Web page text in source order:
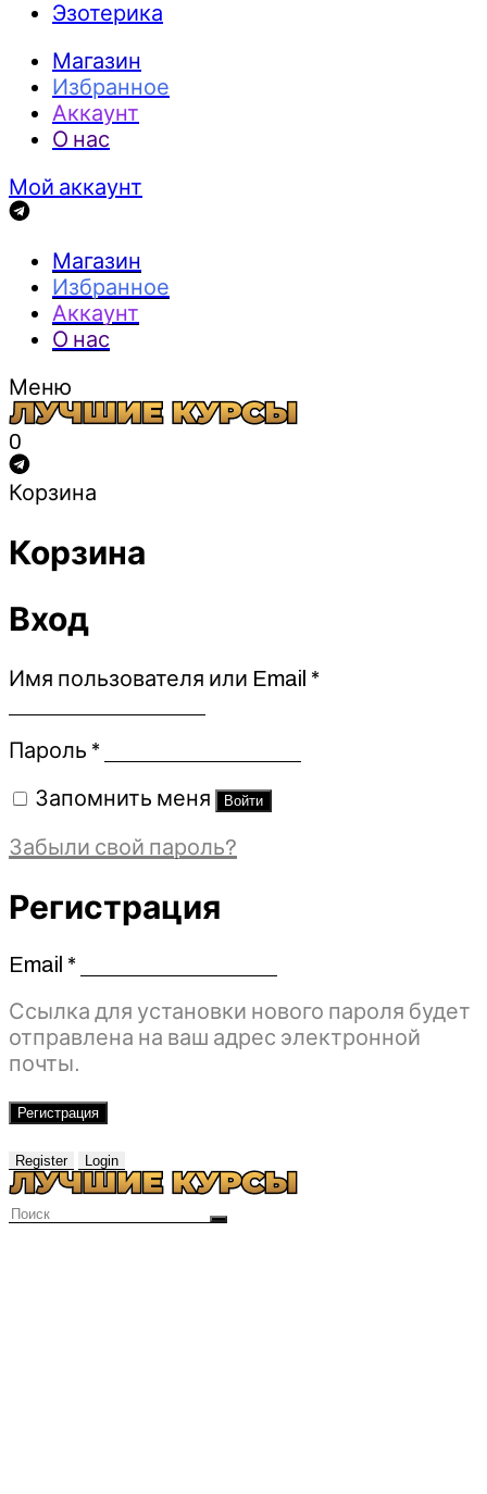
Эзотерика
Магазин
Избранное
Аккаунт
О нас
Мой аккаунт
Магазин
Избранное
Аккаунт
О нас
Меню
0
Корзина
Корзина
Вход
Имя пользователя или Email *Обязательно
Пароль *Обязательно
Запомнить меня Войти
Забыли свой пароль?
Регистрация
Email *Обязательно
Ссылка для установки нового пароля будет
отправлена ​​на ваш адрес электронной
почты.
Регистрация
Register Login